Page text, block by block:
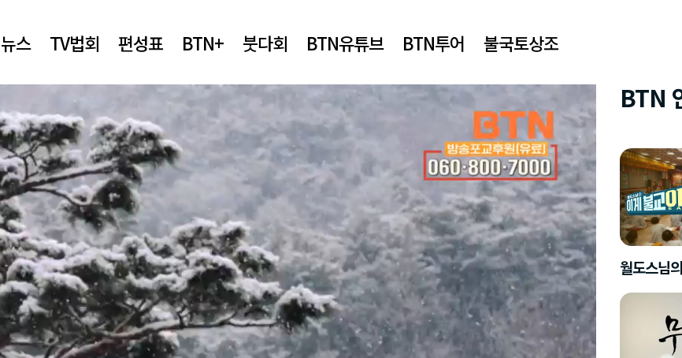
뉴스 TV법회 편성표 BTN+ 붓다회 BTN유튜브 BTN투어 불국토상조
BTN
월도스님